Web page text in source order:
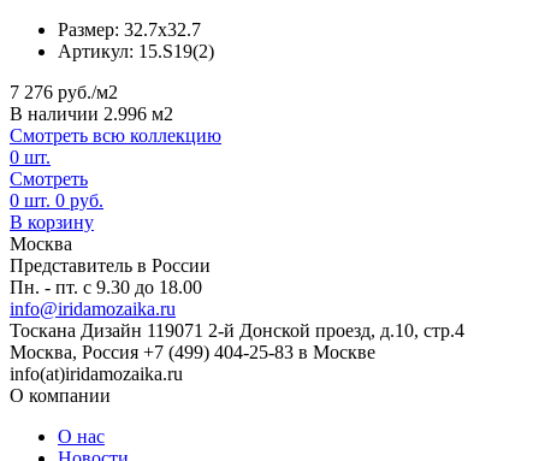
Размер: 32.7x32.7
Артикул: 15.S19(2)
7 276 руб./м2
В наличии 2.996 м2
Смотреть всю коллекцию
0 шт.
Смотреть
0 шт. 0 руб.
В корзину
Москва
Представитель в России
Пн. - пт. с 9.30 до 18.00
info@iridamozaika.ru
Тоскана Дизайн 119071 2-й Донской проезд, д.10, стр.4
Москва, Россия +7 (499) 404-25-83 в Москве
info(at)iridamozaika.ru
О компании
О нас